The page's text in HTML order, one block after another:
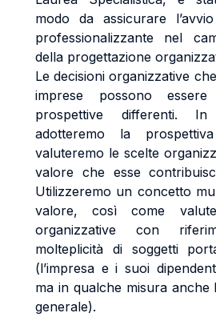
modo da assicurare
professionalizzante nel
della progettazione
Le decisioni organizzative
imprese possono
prospettive differenti.
adotteremo la
valuteremo le scelte
valore che esse
Utilizzeremo un concetto
valore, così come
organizzative con
molteplicità di soggetti
(l’impresa e i suoi
ma in qualche misura anche
generale).